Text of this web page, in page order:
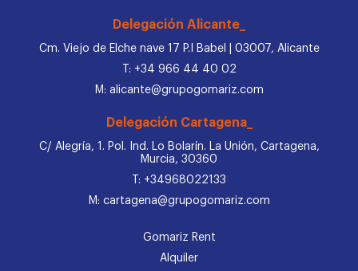
Delegación Alicante_
Cm. Viejo de Elche nave 17 P.I Babel | 03007, Alicante
T: +34 966 44 40 02
M: alicante@grupogomariz.com
Delegación Cartagena_
C/ Alegría, 1. Pol. Ind. Lo Bolarín. La Unión, Cartagena,
Murcia, 30360
T: +34968022133
M: cartagena@grupogomariz.com
Gomariz Rent
Alquiler